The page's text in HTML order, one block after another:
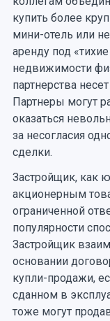
купить более
мини-отель или
аренду под
недвижимости
партнерства
Партнеры могут
оказаться
за несогласия
сделки.
Застройщик, как
акционерным
ограниченной
популярности
Застройщик
основании
купли-продажи,
сданном в
тоже могут